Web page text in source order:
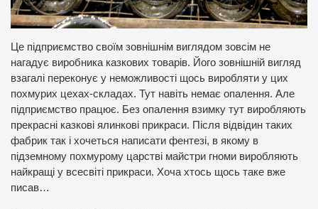
Це підприємство своїм зовнішнім виглядом зовсім не
нагадує виробника казкових товарів. Його зовнішній вигляд
взагалі переконує у неможливості щось виробляти у цих
похмурих цехах-складах. Тут навіть немає опалення. Але
підприємство працює. Без опалення взимку тут виробляють
прекрасні казкові ялинкові прикраси. Після відвідин таких
фабрик так і хочеться написати фентезі, в якому в
підземному похмурому царстві майстри гноми виробляють
найкращі у всесвіті прикраси. Хоча хтось щось таке вже
писав…